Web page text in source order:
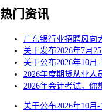
热门资讯
广东银行业招聘风向
关于发布2026年7月
关于公布2026年10月
2026年度期货从业人
2026年会计考试，你
关于公布2026年10月